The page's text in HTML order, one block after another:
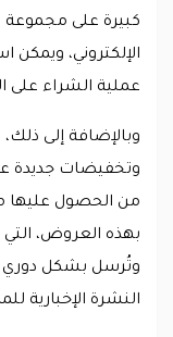
كبيرة على مجموعة
الإلكتروني، ويمكن
عملية الشراء على
وبالإضافة إلى
وتخفيضات جديدة
من الحصول عليها
بهذه العروض، التي
وتُرسل بشكل دوري
النشرة الإخبارية